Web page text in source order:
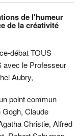
de l'humeur
de la créativité
débat TOUS
avec le Professeur
Aubry,
point commun
Gogh, Claude
Christie, Alfred